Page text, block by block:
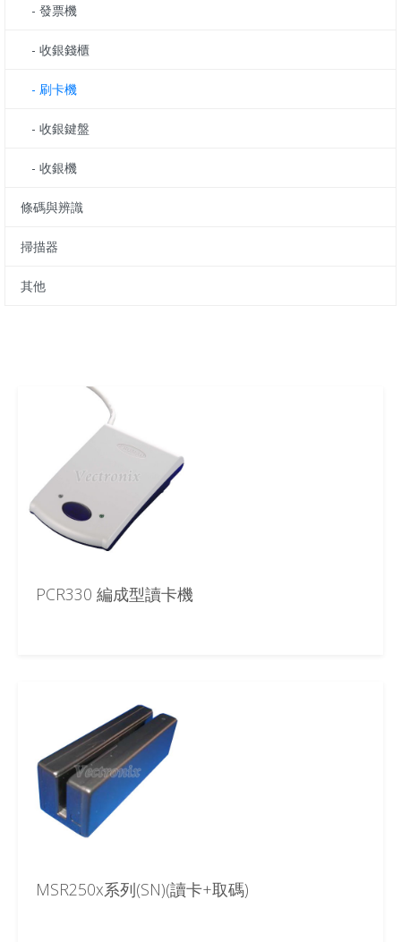
- 發票機
- 收銀錢櫃
- 刷卡機
- 收銀鍵盤
- 收銀機
條碼與辨識
掃描器
其他
PCR330 編成型讀卡機
MSR250x系列(SN)(讀卡+取碼)